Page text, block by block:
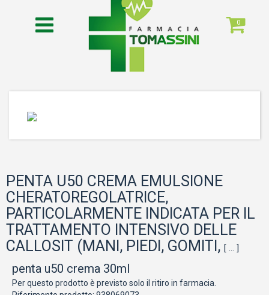
0
PENTA U50 CREMA EMULSIONE
CHERATOREGOLATRICE,
PARTICOLARMENTE INDICATA PER IL
TRATTAMENTO INTENSIVO DELLE
CALLOSIT (MANI, PIEDI, GOMITI, [ ... ]
penta u50 crema 30ml
Per questo prodotto è previsto solo il ritiro in farmacia.